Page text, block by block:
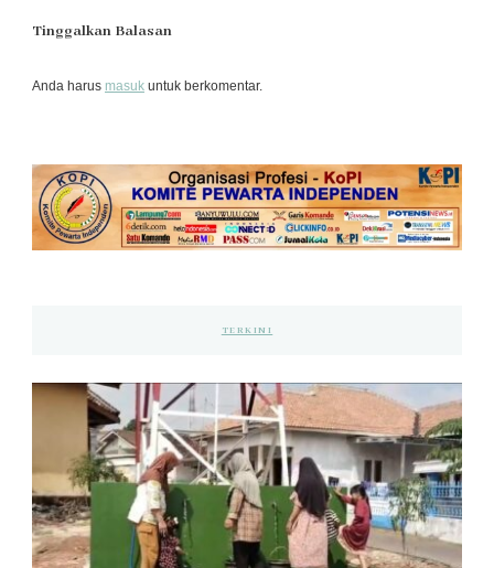
Tinggalkan Balasan
Anda harus masuk untuk berkomentar.
TERKINI